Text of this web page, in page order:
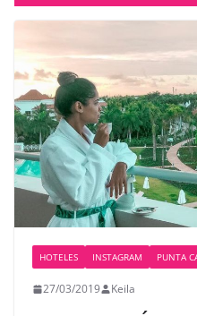
HOTELES INSTAGRAM PUNTA
27/03/2019 Keila